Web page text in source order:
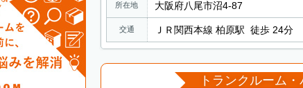
所在地 大阪府八尾市沼4-87
交通 ＪＲ関西本線 柏原駅 徒歩 24分
トランクルーム